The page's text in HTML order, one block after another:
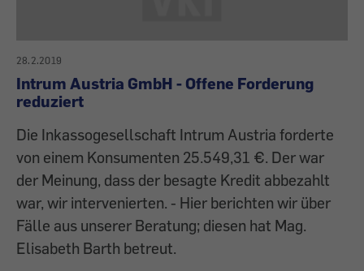
28.2.2019
Intrum Austria GmbH - Offene Forderung
reduziert
Die Inkassogesellschaft Intrum Austria forderte
von einem Konsumenten 25.549,31 €. Der war
der Meinung, dass der besagte Kredit abbezahlt
war, wir intervenierten. - Hier berichten wir über
Fälle aus unserer Beratung; diesen hat Mag.
Elisabeth Barth betreut.